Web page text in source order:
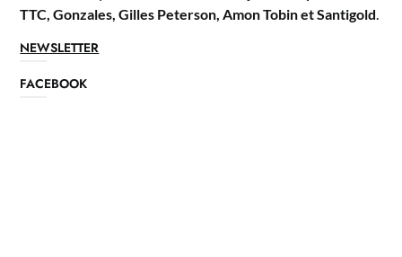
TTC, Gonzales, Gilles Peterson, Amon Tobin et Santigold
NEWSLETTER
FACEBOOK